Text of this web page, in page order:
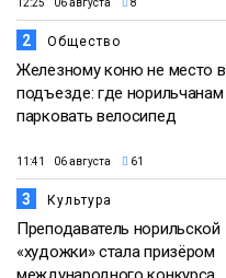
12:25 06 августа 8
2 Общество
Железному коню не место в
подъезде: где норильчанам
парковать велосипед
11:41 06 августа 61
3 Культура
Преподаватель норильской
«художки» стала призёром